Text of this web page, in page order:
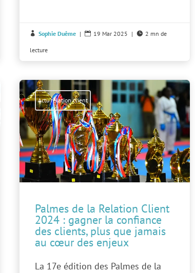
 Sophie Duême |  19 Mar 2025 |  2 mn de
lecture
Actu relation client
Palmes de la Relation Client
2024 : gagner la confiance
des clients, plus que jamais
au cœur des enjeux
La 17e édition des Palmes de la